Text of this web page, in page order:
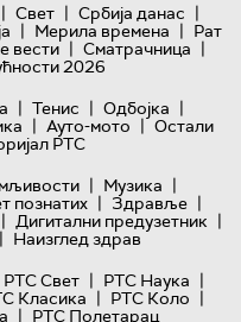
| Свет | Србија данас |
| Мерила времена | Рат
вести | Сматрачница |
2026
| Тенис | Одбојка |
| Ауто-мото | Остали
РТС
| Музика |
познатих | Здравље |
| Дигитални предузетник |
| Наизглед здрав
РТС Свет | РТС Наука |
Класика | РТС Коло |
| РТС Полетарац